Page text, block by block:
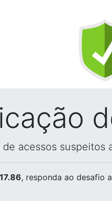
acessos suspeitos
, responda ao desafio